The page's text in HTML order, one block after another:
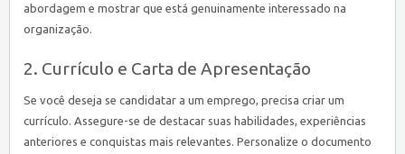
abordagem e mostrar que está genuinamente interessado na
organização.
2. Currículo e Carta de Apresentação
Se você deseja se candidatar a um emprego, precisa criar um
currículo. Assegure-se de destacar suas habilidades, experiências
anteriores e conquistas mais relevantes. Personalize o documento